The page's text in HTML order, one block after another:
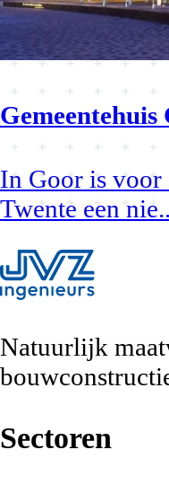
Gemeentehuis
In Goor is voor
Twente een nie
Natuurlijk
Sectoren